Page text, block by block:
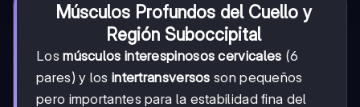
Músculos Profundos del Cuello y
Región Suboccipital
Losmúsculos interespinosos cervicales (6
pares) y los intertransversos son pequeños
pero importantes para la estabilidad fina del